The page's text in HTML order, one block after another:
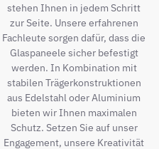
stehen Ihnen in jedem Schritt
zur Seite. Unsere erfahrenen
Fachleute sorgen dafür, dass die
Glaspaneele sicher befestigt
werden. In Kombination mit
stabilen Trägerkonstruktionen
aus Edelstahl oder Aluminium
bieten wir Ihnen maximalen
Schutz. Setzen Sie auf unser
Engagement, unsere Kreativität